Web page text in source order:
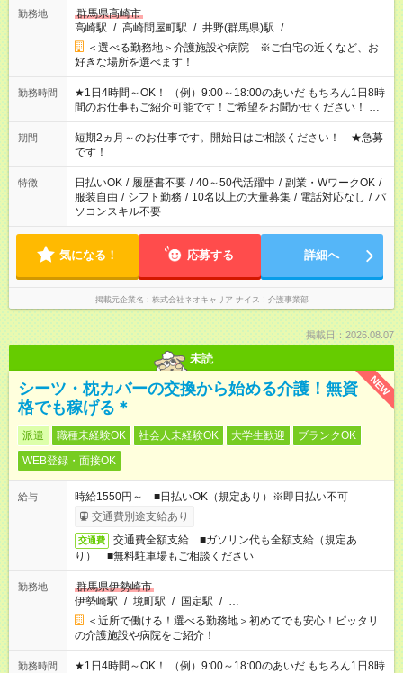
勤務地
群馬県高崎市
高崎駅 / 高崎問屋町駅 / 井野(群馬県)駅 / …
＜選べる勤務地＞介護施設や病院 ※ご自宅の近くなど、お
好きな場所を選べます！
勤務時間
★1日4時間～OK！ （例）9:00～18:00のあいだ もちろん1日8時
間のお仕事もご紹介可能です！ご希望をお聞かせください！ ※
週最低15時間以上の勤務が必要です
期間
短期2ヵ月～のお仕事です。開始日はご相談ください！ ★急募
です！
特徴 日払いOK / 履歴書不要 / 40～50代活躍中 / 副業・WワークOK /
服装自由 / シフト勤務 / 10名以上の大量募集 / 電話対応なし / パ
ソコンスキル不要
気になる！ 応募する 詳細へ
掲載元企業名 株式会社ネオキャリア ナイス！介護事業部
掲載日：2026.08.07
未読
NEW
シーツ・枕カバーの交換から始める介護！無資
格でも稼げる＊
派遣 職種未経験OK 社会人未経験OK 大学生歓迎
ブランクOK
WEB登録・面接OK
給与
時給1550円～ ■日払いOK（規定あり）※即日払い不可
交通費別途支給あり
交通費
交通費全額支給 ■ガソリン代も全額支給（規定あ
り） ■無料駐車場もご相談ください
勤務地
群馬県伊勢崎市
伊勢崎駅 / 境町駅 / 国定駅 / …
＜近所で働ける！選べる勤務地＞初めてでも安心！ピッタリ
の介護施設や病院をご紹介！
勤務時間
★1日4時間～OK！ （例）9:00～18:00のあいだ もちろん1日8時